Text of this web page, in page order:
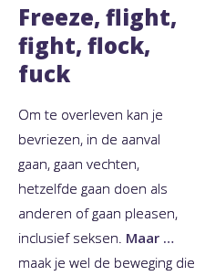
Freeze, flight,
fight, flock,
fuck
Om te overleven kan je
bevriezen, in de aanval
gaan, gaan vechten,
hetzelfde gaan doen als
anderen of gaan pleasen,
inclusief seksen. Maar …
maak je wel de beweging die